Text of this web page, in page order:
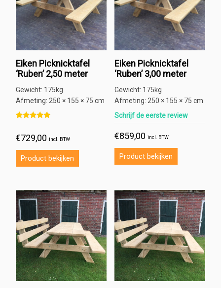
Eiken Picknicktafel
‘Ruben’ 2,50 meter
Gewicht: 175kg
Afmeting: 250 × 155 × 75 cm
Gewaardeerd
op 5 gebaseerd op
1
waardering
€729,00 incl. BTW
Product bekijken
Eiken Picknicktafel
‘Ruben’ 3,00 meter
Gewicht: 175kg
Afmeting: 250 × 155 × 75 cm
Schrijf de eerste review
€859,00 incl. BTW
Product bekijken